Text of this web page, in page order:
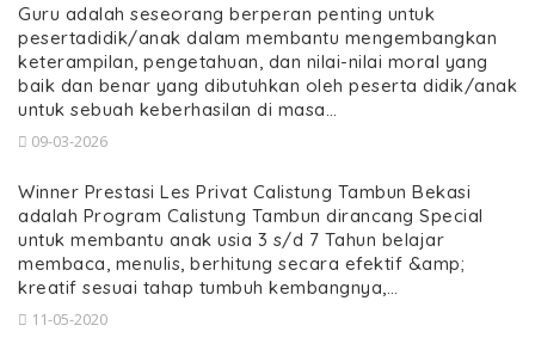
Guru adalah seseorang berperan penting untuk
pesertadidik/anak dalam membantu mengembangkan
keterampilan, pengetahuan, dan nilai-nilai moral yang
baik dan benar yang dibutuhkan oleh peserta didik/anak
untuk sebuah keberhasilan di masa…
09-03-2026
Winner Prestasi Les Privat Calistung Tambun Bekasi
adalah Program Calistung Tambun dirancang Special
untuk membantu anak usia 3 s/d 7 Tahun belajar
membaca, menulis, berhitung secara efektif &amp;
kreatif sesuai tahap tumbuh kembangnya,…
11-05-2020